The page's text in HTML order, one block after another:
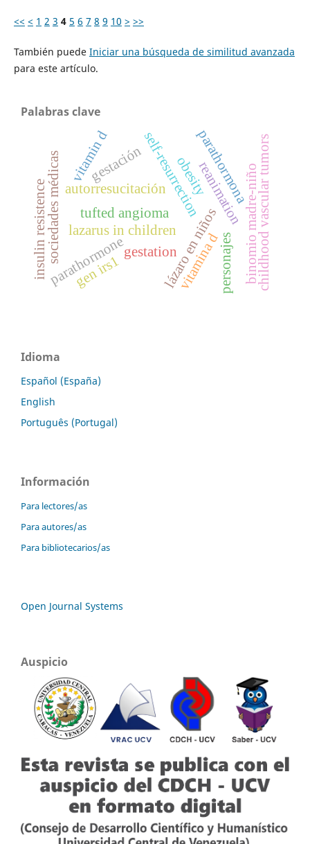
<< < 1 2 3 4 5 6 7 8 9 10 > >>
También puede Iniciar una búsqueda de similitud avanzada
para este artículo.
Palabras clave
autorresucitación
lázaro en niños
self-resurrection
lazarus in children
reanimation
vitamina d
parathormona
gestación binomio madre-niño
vitamin d
parathormonegestation
sociedades médicas personajes
tufted angioma childhood vascular tumors
gen irs1
insulin resistence
obesity
Idioma
Español (España)
English
Português (Portugal)
Información
Para lectores/as
Para autores/as
Para bibliotecarios/as
Open Journal Systems
Auspicio